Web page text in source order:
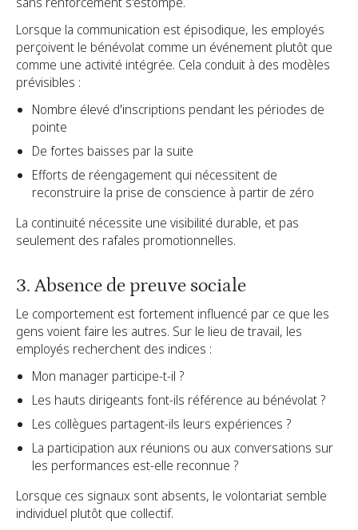
Lorsque la communication est épisodique, les employés
perçoivent le bénévolat comme un événement plutôt que
comme une activité intégrée. Cela conduit à des modèles
prévisibles :
Nombre élevé d'inscriptions pendant les périodes de
pointe
De fortes baisses par la suite
Efforts de réengagement qui nécessitent de
reconstruire la prise de conscience à partir de zéro
La continuité nécessite une visibilité durable, et pas
seulement des rafales promotionnelles.
3. Absence de preuve sociale
Le comportement est fortement influencé par ce que les
gens voient faire les autres. Sur le lieu de travail, les
employés recherchent des indices :
Mon manager participe-t-il ?
Les hauts dirigeants font-ils référence au bénévolat ?
Les collègues partagent-ils leurs expériences ?
La participation aux réunions ou aux conversations sur
les performances est-elle reconnue ?
Lorsque ces signaux sont absents, le volontariat semble
individuel plutôt que collectif.